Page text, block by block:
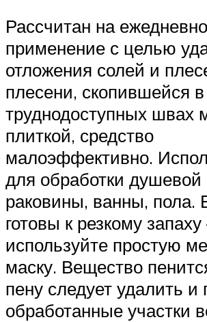
Рассчитан на
применение с целью
отложения солей и
плесени, скопившейся в
труднодоступных швах
плиткой, средство
малоэффективно.
для обработки
раковины, ванны, пола.
готовы к резкому
используйте простую
маску. Вещество
пену следует удалить
обработанные участки